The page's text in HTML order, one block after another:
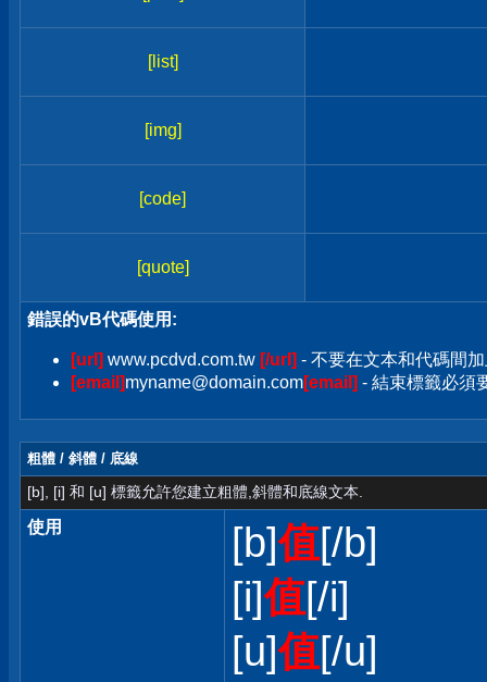
[list]
[img]
[code]
[quote]
錯誤的vB代碼使用:
[url] www.pcdvd.com.tw [/url] - 不要在文本和代碼間
[email]myname@domain.com[email] - 結束標籤必須
粗體 / 斜體 / 底線
[b], [i] 和 [u] 標籤允許您建立粗體,斜體和底線文本.
使用 [b]值[/b]
[i]值[/i]
[u]值[/u]